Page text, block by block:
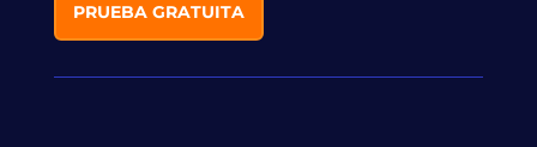
PRUEBA GRATUITA